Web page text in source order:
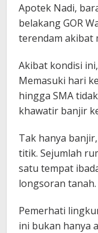
Apotek Nadi,
belakang GOR
terendam akibat
Akibat kondisi
Memasuki hari
hingga SMA
khawatir banjir
Tak hanya
titik. Sejumlah
satu tempat
longsoran tanah.
Pemerhati
ini bukan hanya